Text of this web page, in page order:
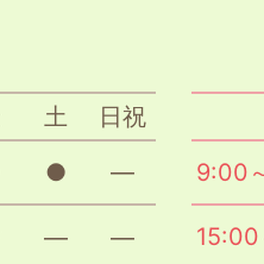
土
日祝
● ―
― ―
9:00
15:00